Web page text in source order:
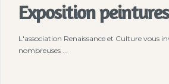
Exposition peintures
L'association Renaissance et Culture vous
nombreuses ...